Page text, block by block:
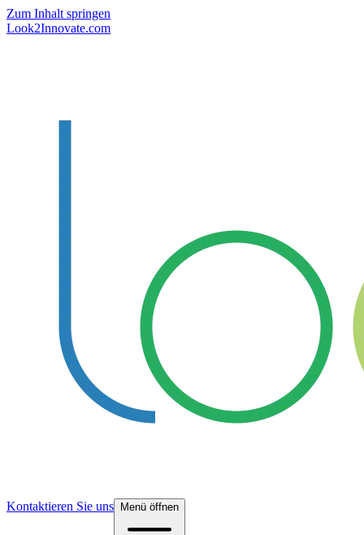
Zum Inhalt springen
Look2Innovate.com
Kontaktieren Sie uns Menü öffnen